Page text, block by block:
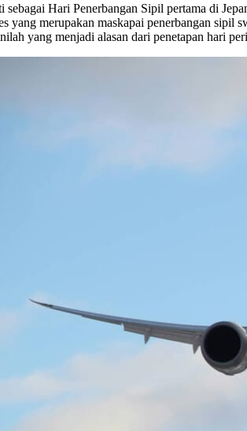
Hari Penerbangan Sipil pertama di
yang merupakan maskapai penerbangan sipil
yang menjadi alasan dari penetapan hari